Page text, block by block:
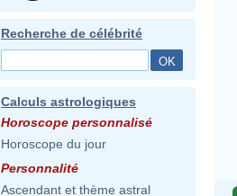
Recherche de célébrité
Calculs astrologiques
Horoscope personnalisé
Horoscope du jour
Personnalité
Ascendant et thème astral